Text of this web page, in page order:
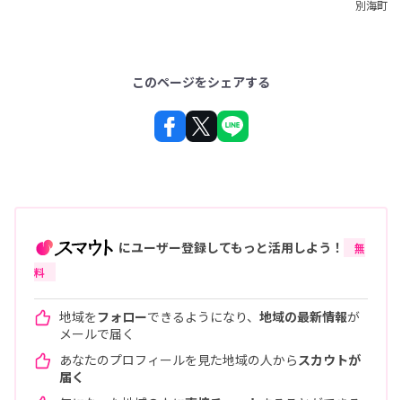
別海町
このページをシェアする
にユーザー登録してもっと活用しよう！
無
料
地域をフォローできるようになり、 地域の最新情報が
メールで届く
あなたのプロフィールを見た地域の人から スカウトが
届く